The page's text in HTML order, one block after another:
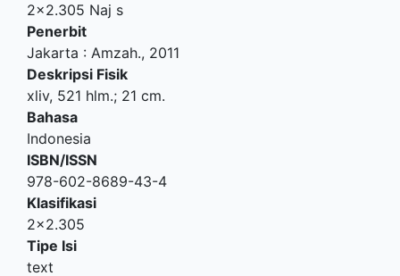
2x2.305 Naj s
Penerbit
Jakarta : Amzah., 2011
Deskripsi Fisik
xliv, 521 hlm.; 21 cm.
Bahasa
Indonesia
ISBN/ISSN
978-602-8689-43-4
Klasifikasi
2x2.305
Tipe Isi
text